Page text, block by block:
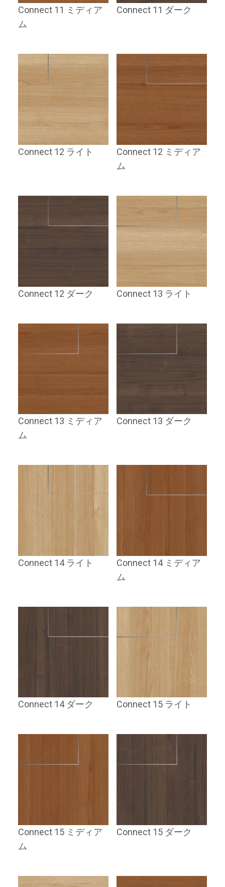
Connect 11 ミディア
ム
Connect 11 ダーク
Connect 12 ライト
Connect 12 ミディア
ム
Connect 12 ダーク Connect 13 ライト
Connect 13 ミディア
ム
Connect 13 ダーク
Connect 14 ライト
Connect 14 ミディア
ム
Connect 14 ダーク Connect 15 ライト
Connect 15 ミディア
ム
Connect 15 ダーク